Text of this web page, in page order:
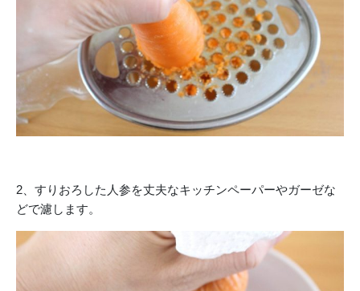
2、すりおろした人参を丈夫なキッチンペーパーやガーゼな
どで濾します。